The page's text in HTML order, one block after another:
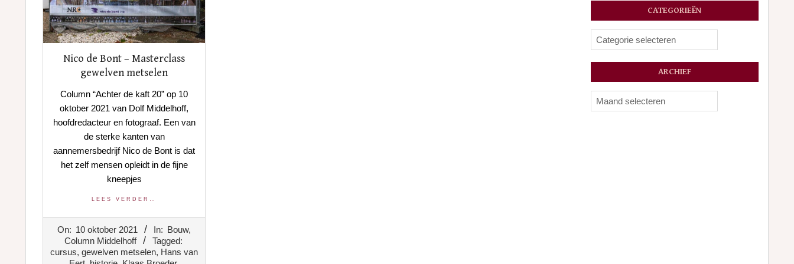
Nico de Bont – Masterclass
gewelven metselen
Column “Achter de kaft 20” op 10
oktober 2021 van Dolf Middelhoff,
hoofdredacteur en fotograaf. Een van
de sterke kanten van
aannemersbedrijf Nico de Bont is dat
het zelf mensen opleidt in de fijne
kneepjes
LEES VERDER…
10
On: 10 oktober 2021 In: Bouw,
Column Middelhoff
Tagged:
cursus,gewelven metselen, Hans van
CATEGORIEËN
Categorieën
ARCHIEF
Archief